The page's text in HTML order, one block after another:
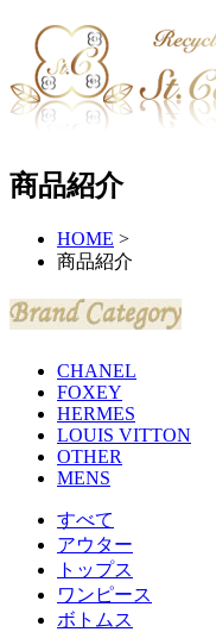
商品紹介
HOME >
商品紹介
CHANEL
FOXEY
HERMES
LOUIS VITTON
OTHER
MENS
すべて
アウター
トップス
ワンピース
ボトムス